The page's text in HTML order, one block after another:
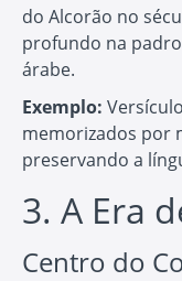
do Alcorão no
profundo na
árabe.
Exemplo:
memorizados por
preservando a
3. A Era
Centro do